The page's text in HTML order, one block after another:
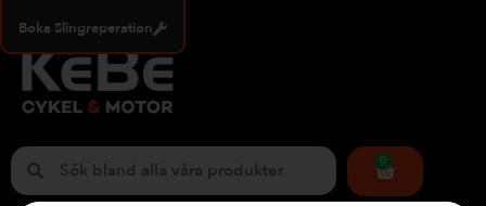
Boka Slingreperation
0